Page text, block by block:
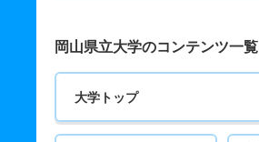
岡山県立大学のコンテンツ一覧
大学トップ